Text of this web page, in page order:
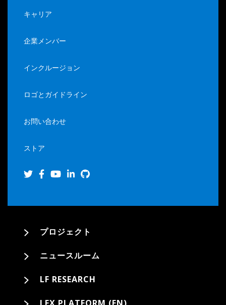
キャリア
企業メンバー
インクルージョン
ロゴとガイドライン
お問い合わせ
ストア
プロジェクト
ニュースルーム
LF RESEARCH